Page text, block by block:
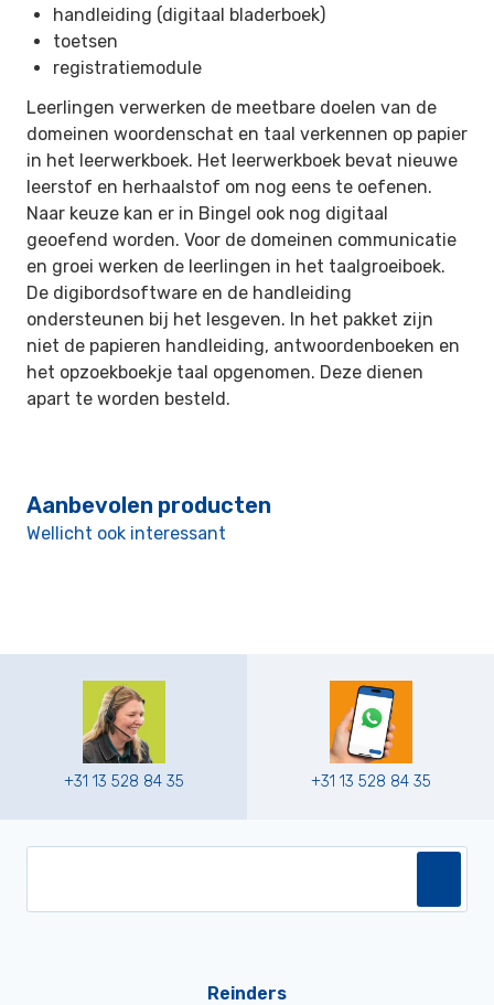
handleiding (digitaal bladerboek)
toetsen
registratiemodule
Leerlingen verwerken de meetbare doelen van de
domeinen woordenschat en taal verkennen op papier
in het leerwerkboek. Het leerwerkboek bevat nieuwe
leerstof en herhaalstof om nog eens te oefenen.
Naar keuze kan er in Bingel ook nog digitaal
geoefend worden. Voor de domeinen communicatie
en groei werken de leerlingen in het taalgroeiboek.
De digibordsoftware en de handleiding
ondersteunen bij het lesgeven. In het pakket zijn
niet de papieren handleiding, antwoordenboeken en
het opzoekboekje taal opgenomen. Deze dienen
apart te worden besteld.
Aanbevolen producten
Wellicht ook interessant
+31 13 528 84 35 +31 13 528 84 35
Reinders